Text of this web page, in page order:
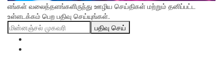
எங்கள் வலைத்தளங்களிருந்து ஊழிய செய்திகள் மற்றும் தனிப்பட்ட
உள்ளடக்கம் பெற பதிவு செய்யுங்கள்.
பதிவு செய்